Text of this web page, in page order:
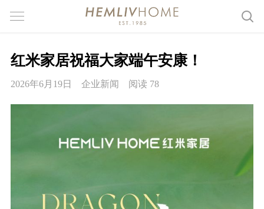
红米家居祝福大家端午安康！
2026年6月19日 企业新闻 阅读 78